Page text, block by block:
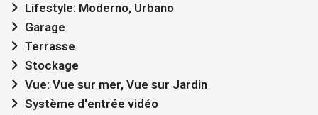
Lifestyle: Moderno, Urbano
Garage
Terrasse
Stockage
Vue: Vue sur mer, Vue sur Jardin
Système d'entrée vidéo